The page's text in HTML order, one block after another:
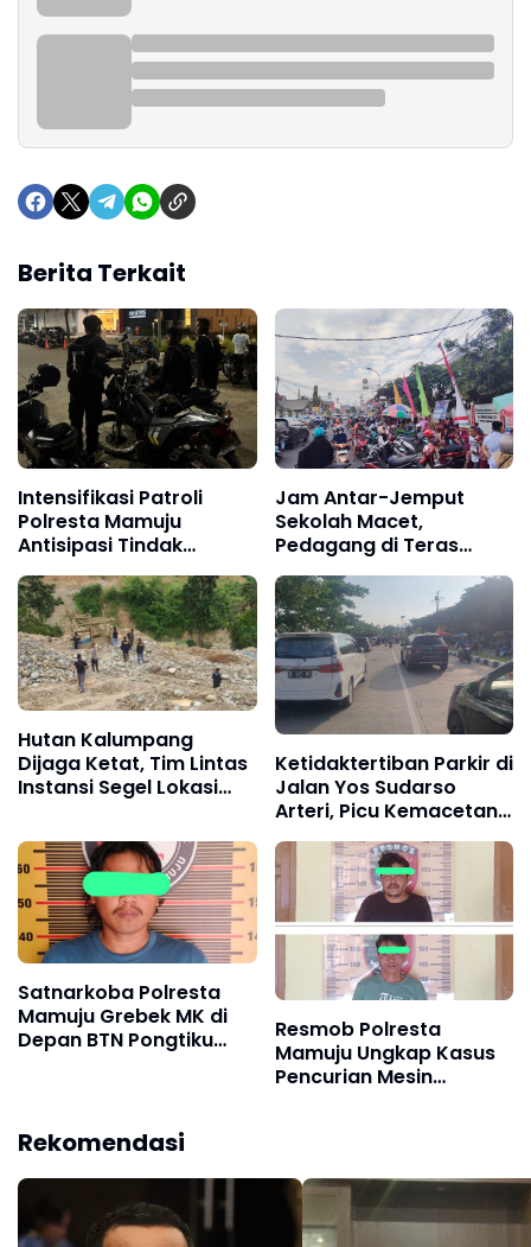
Berita Terkait
Intensifikasi Patroli
Polresta Mamuju
Antisipasi Tindak
Pencurian
Jam Antar-Jemput
Sekolah Macet,
Pedagang di Teras
Jalan jadi Biang Kerok
Hutan Kalumpang
Dijaga Ketat, Tim Lintas
Instansi Segel Lokasi
Ketidaktertiban Parkir di
Jalan Yos Sudarso
Arteri, Picu Kemacetan
Saat CFD Mamuju, Polisi
Diminta Bertindak
Tegas
Satnarkoba Polresta
Mamuju Grebek MK di
Depan BTN Pongtiku
Resmob Polresta
Mamuju Ungkap Kasus
Pencurian Mesin
Rekomendasi